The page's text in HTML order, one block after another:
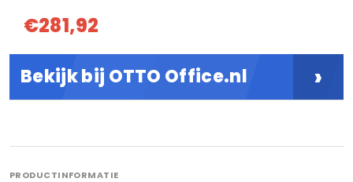
€281,92
Bekijk bij OTTO Office.nl ›
PRODUCTINFORMATIE